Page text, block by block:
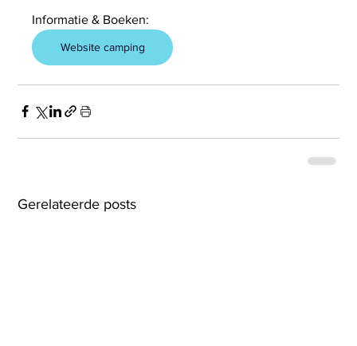
Informatie & Boeken:
Website camping
Gerelateerde posts